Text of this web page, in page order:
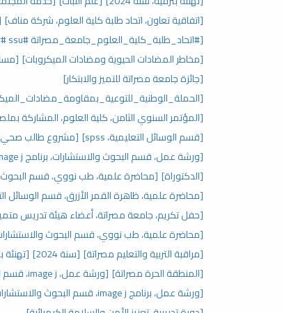
[اتفاقية تعاون، اتحاد طلبة كلية العلوم، شركة مناف]
[#اتحاد_طلبة_كلية_العلوم_جامعة_مصراتة ‏#ssu ‏#waaw #amr]
[مخاطر المضادات الحيوية ومضادات الميكروبات]
[جائزة جامعة مصراتة للتميز والابتكار]
[المؤتمر السنوي الثامن، كلية العلوم، المشاركة
[قسم الوسائل التعليمية، spss]
[مشروع طالب صحي،
[ورشة عمل، قسم البحوث والاستشارات، برنامج image j]
[الدكتوراة] [محاضرة علمية، طب نووي، قسم البحوث
[محاضرة علمية، ظاهرة القمر الأزرق، قسم الوسائل
[حفل تكريم، جامعة مصراتة، أعضاء هيئة تدريس
[محاضرة علمية، طب نووي، قسم البحوث
[مراقبة التربية والتعليم مصراتة] [سنة 2024] [تهنئة
[المنطقة الحرة مصراتة] [ورشة عمل، image j، قسم البحوث والاستشارات، مكتب الدراسات العليا]
[ورشة عمل، برنامج image j، قسم البحوث والاستشارات، مكتب الدراسات العليا]